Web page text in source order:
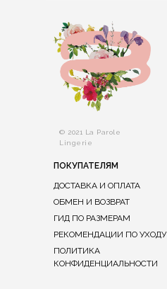
© 2021 La Parole
Lingerie
ПОКУПАТЕЛЯМ
ДОСТАВКА И ОПЛАТА
ОБМЕН И ВОЗВРАТ
ПОЛИТИКА
КОНФИДЕНЦИАЛЬНОСТИ
ГИД ПО РАЗМЕРАМ
РЕКОМЕНДАЦИИ ПО УХОДУ